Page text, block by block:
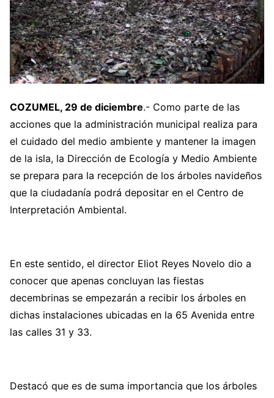
COZUMEL, 29 de diciembre.- Como parte de las
acciones que la administración municipal realiza para
el cuidado del medio ambiente y mantener la imagen
de la isla, la Dirección de Ecología y Medio Ambiente
se prepara para la recepción de los árboles navideños
que la ciudadanía podrá depositar en el Centro de
Interpretación Ambiental.
En este sentido, el director Eliot Reyes Novelo dio a
conocer que apenas concluyan las fiestas
decembrinas se empezarán a recibir los árboles en
dichas instalaciones ubicadas en la 65 Avenida entre
las calles 31 y 33.
Destacó que es de suma importancia que los árboles